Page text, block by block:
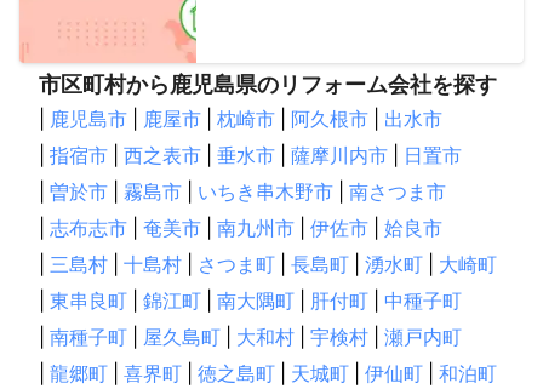
市区町村から鹿児島県のリフォーム会社を探す
鹿児島市 鹿屋市 枕崎市 阿久根市
出水市
指宿市 西之表市 垂水市 薩摩川内市
日置市
曽於市 霧島市 いちき串木野市
南さつま市
志布志市 奄美市 南九州市 伊佐市
姶良市
三島村 十島村 さつま町 長島町 湧水町
大崎町
東串良町 錦江町 南大隅町 肝付町
中種子町
南種子町 屋久島町 大和村 宇検村
瀬戸内町
龍郷町 喜界町 徳之島町 天城町 伊仙町
和泊町